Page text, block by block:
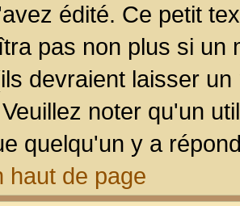
édité. Ce petit
pas non plus si un
devraient laisser
noter qu'un
quelqu'un y a
haut de page